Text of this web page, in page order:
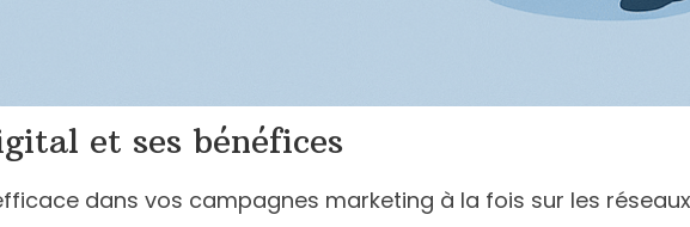
et ses bénéfices
dans vos campagnes marketing à la fois sur les